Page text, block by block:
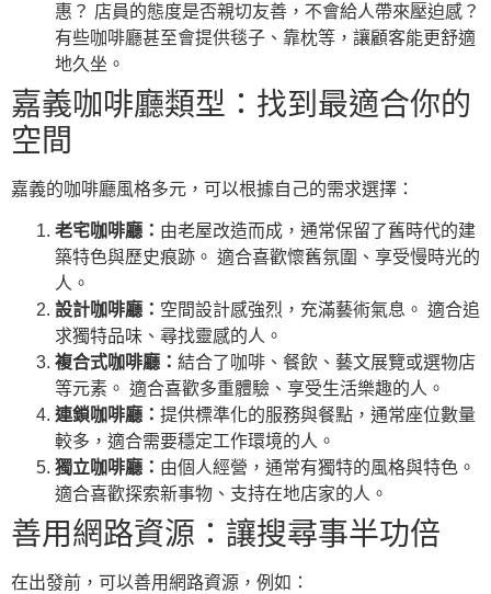
惠？ 店員的態度是否親切友善，不會給人帶來壓迫感？
有些咖啡廳甚至會提供毯子、靠枕等，讓顧客能更舒適
地久坐。
嘉義咖啡廳類型：找到最適合你的
空間
嘉義的咖啡廳風格多元，可以根據自己的需求選擇：
老宅咖啡廳： 由老屋改造而成，通常保留了舊時代的建
築特色與歷史痕跡。 適合喜歡懷舊氛圍、享受慢時光的
人。
設計咖啡廳： 空間設計感強烈，充滿藝術氣息。 適合追
求獨特品味、尋找靈感的人。
複合式咖啡廳： 結合了咖啡、餐飲、藝文展覽或選物店
等元素。 適合喜歡多重體驗、享受生活樂趣的人。
連鎖咖啡廳： 提供標準化的服務與餐點，通常座位數量
較多，適合需要穩定工作環境的人。
獨立咖啡廳： 由個人經營，通常有獨特的風格與特色。
適合喜歡探索新事物、支持在地店家的人。
善用網路資源：讓搜尋事半功倍
在出發前，可以善用網路資源，例如：